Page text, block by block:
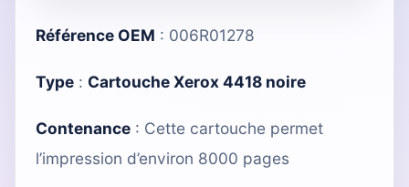
Référence OEM : 006R01278
Type : Cartouche Xerox 4418 noire
Contenance : Cette cartouche permet
l’impression d’environ 8000 pages